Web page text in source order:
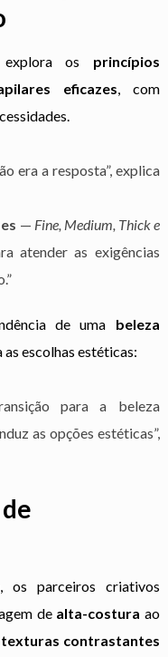
os princípios
eficazes , com
era a resposta”, explica
— Fine, Medium, Thick e
atender as exigências
de uma beleza
as escolhas estéticas:
para a beleza
as opções estéticas”,
os parceiros criativos
de alta-costura ao
texturas contrastantes